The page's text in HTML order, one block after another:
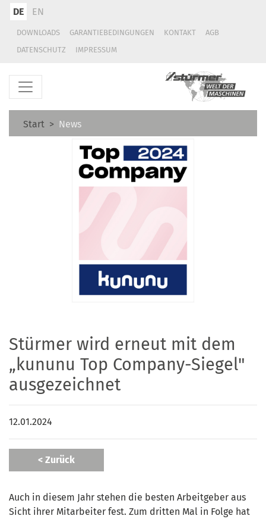
DE EN
DOWNLOADS GARANTIEBEDINGUNGEN KONTAKT
AGB
DATENSCHUTZ
IMPRESSUM
Start News
Stürmer wird erneut mit dem
„kununu Top Company-Siegel"
ausgezeichnet
12.01.2024
< Zurück
Auch in diesem Jahr stehen die besten Arbeitgeber aus
Sicht ihrer Mitarbeiter fest. Zum dritten Mal in Folge hat